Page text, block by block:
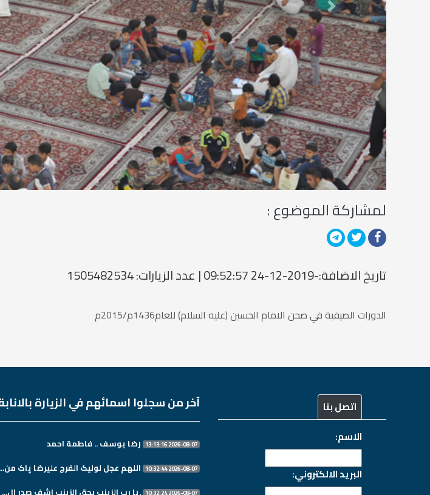
Next
لمشاركة الموضوع :
تاريخ الاضافة:-2019-12-24 09:52:57 | عدد الزيارات: 1505482534
الدورات الصيفية في صحن الامام الحسين (عليه السلام) للعام1436م/2015م
اتصل بنا
الاسم:
البريد الالكتروني:
آخر من سجلوا اسمائهم في الزيارة
2026-08-07 13:13:16 رضا يوسف .. فاطمة احمد
2026-08-07 10:32:44 اللهم عجل لولیک الفرج علیرضا پاک من...
.یا رب الزینب بحق الزینب اشف صدر ال...